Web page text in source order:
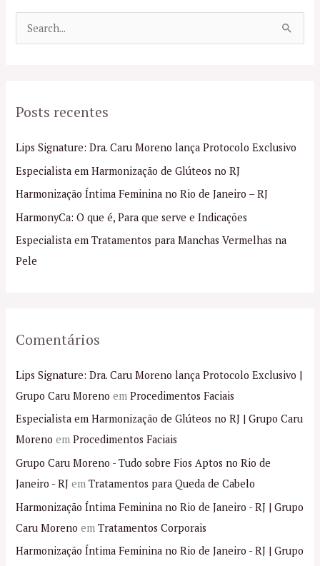
u
s
a
r
p
o
r
Posts recentes
Lips Signature: Dra. Caru Moreno lança Protocolo Exclusivo
Especialista em Harmonização de Glúteos no RJ
Harmonização Íntima Feminina no Rio de Janeiro – RJ
HarmonyCa: O que é, Para que serve e Indicações
Especialista em Tratamentos para Manchas Vermelhas na
Pele
Comentários
Lips Signature: Dra. Caru Moreno lança Protocolo Exclusivo |
Grupo Caru Moreno emProcedimentos Faciais
Especialista em Harmonização de Glúteos no RJ | Grupo Caru
Moreno emProcedimentos Faciais
Grupo Caru Moreno - Tudo sobre Fios Aptos no Rio de
Janeiro - RJ emTratamentos para Queda de Cabelo
Harmonização Íntima Feminina no Rio de Janeiro - RJ | Grupo
Caru Moreno emTratamentos Corporais
Harmonização Íntima Feminina no Rio de Janeiro - RJ | Grupo